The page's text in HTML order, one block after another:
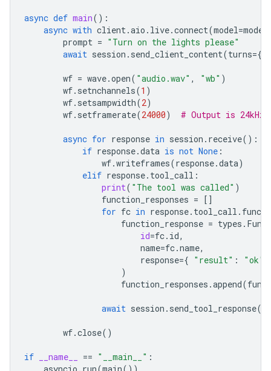
async def main():
async with client.aio . live.connect(model=model
prompt = "Turn on the lights please"
await session . send_client_content(turns={
wf = wave.open( "audio.wav" , "wb" )
wf. setnchannels(1 )
wf. setsampwidth(2)
wf. setframerate(24000) # Output is 24kHz
async for response in session . receive():
if response.data is not None :
wf.writeframes(response.data)
elif response. tool_call :
print( "The tool was called" )
function_responses = []
for fc in response. tool_call .
function_response = types .
id=fc. id,
name=fc.name,
response={ "result" : "ok"
)
function_responses .append(
await session . send_tool_response(
wf.close()
if __name__ == "__main__" :